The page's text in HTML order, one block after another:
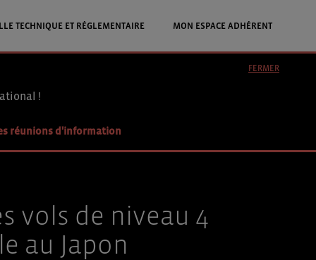
TECHNIQUE ET RÉGLEMENTAIRE MON ESPACE ADHÉRENT
!
réunions d'information
FERMER
vols de niveau 4
au Japon